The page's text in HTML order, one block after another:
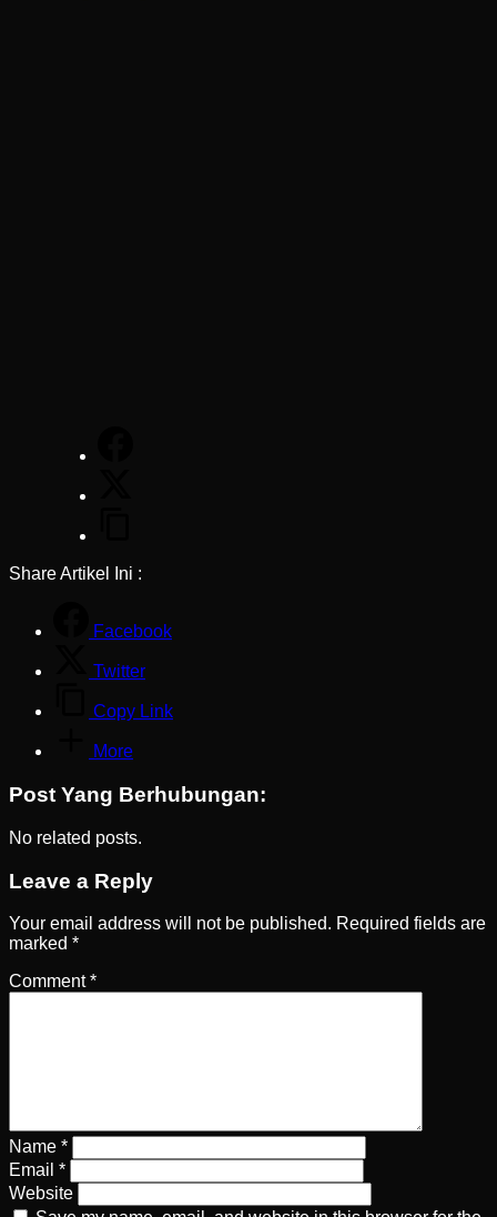
Share Artikel Ini :
Facebook
Twitter
Copy Link
More
Post Yang Berhubungan:
No related posts.
Leave a Reply
Your email address will not be published. Required fields are
marked *
Comment*
Name *
Email *
Website